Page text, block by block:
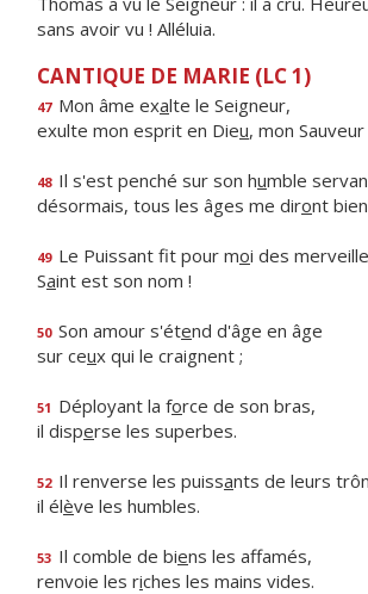
sans avoir vu ! Alléluia.
CANTIQUE DE MARIE (LC 1)
47 Mon âme exalte le Seigneur,
exulte mon esprit en Dieu, mon Sauveur
48 Il s'est penché sur son humble
désormais, tous les âges me diront
49 Le Puissant fit pour moi des
Saint est son nom !
50 Son amour s'étend d'âge en âge
sur ceux qui le craignent ;
51 Déployant la force de son bras,
il disperse les superbes.
52 Il renverse les puissants de leurs
il élève les humbles.
53 Il comble de biens les affamés,
renvoie les riches les mains vides.